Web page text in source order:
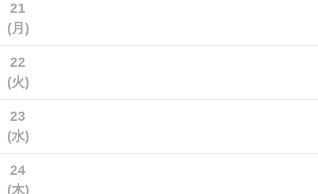
21
(月)
22
(火)
23
(水)
24
(木)